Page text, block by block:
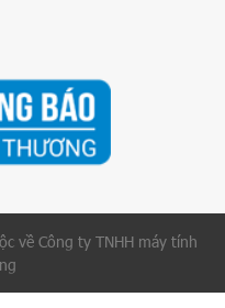
về Công ty TNHH máy tính